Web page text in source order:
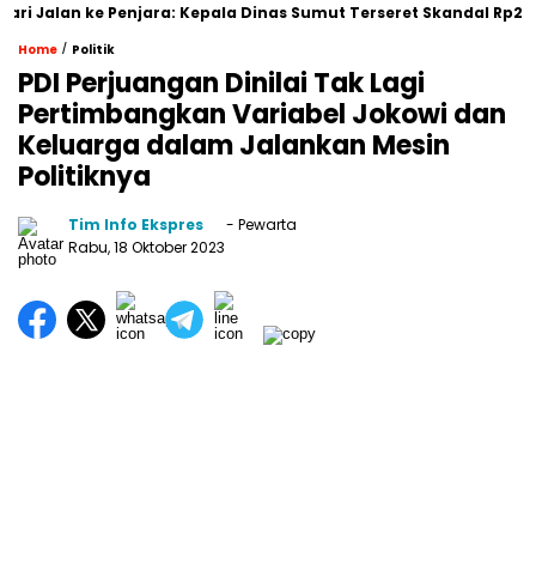
ke Penjara: Kepala Dinas Sumut Terseret Skandal Rp231 Miliar
Home / Politik
PDI Perjuangan Dinilai Tak Lagi
Pertimbangkan Variabel Jokowi dan
Keluarga dalam Jalankan Mesin
Politiknya
Tim Info Ekspres
- Pewarta
Rabu, 18 Oktober 2023